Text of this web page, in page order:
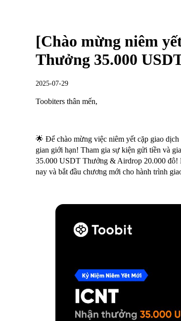
[Chào mừng niêm
Thưởng 35.000
2025-07-29
Toobiters thân mến,
🌟 Để chào mừng việc niêm yết cặp giao
gian giới hạn! Tham gia sự kiện gửi tiền và
35.000 USDT Thưởng & Airdrop 20.000 đô!
nay và bắt đầu chương mới cho hành trình